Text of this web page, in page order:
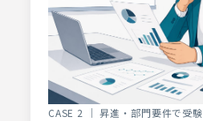
CASE 2 ｜ 昇進・部門要件で受験